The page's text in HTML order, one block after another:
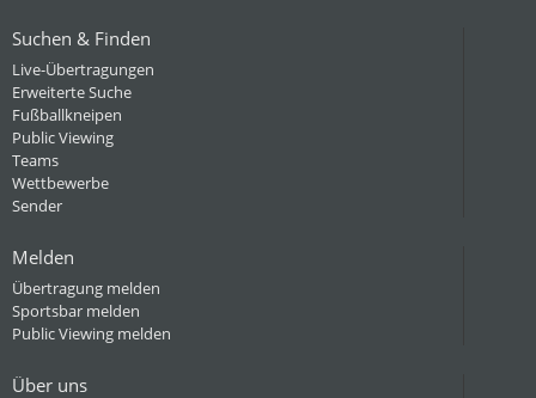
Suchen & Finden
Live-Übertragungen
Erweiterte Suche
Fußballkneipen
Public Viewing
Teams
Wettbewerbe
Sender
Melden
Übertragung melden
Sportsbar melden
Public Viewing melden
Über uns